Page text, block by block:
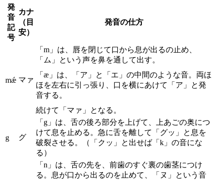
発
音
記
号
カナ
（目
安）
発音の仕方
mǽ マァ
「m」は、唇を閉じて口から息が出るの止め、
「ム」という声を鼻を通して出す。
「æ」は、「ア」と「エ」の中間のような音。両ほ
ほを左右に引っ張り、口を横にあけて「ア」と発
音する。
続けて「マァ」となる。
g グ
「g」は、舌の後ろ部分を上げて、上あごの奥につ
けて息を止める。急に舌を離して「グッ」と息を
破裂させる。（「クッ」と出せば「k」の音にな
る）
「n」は、舌の先を、前歯のすぐ裏の歯茎につけ
る。息が口から出るのを止めて、「ヌ」という音